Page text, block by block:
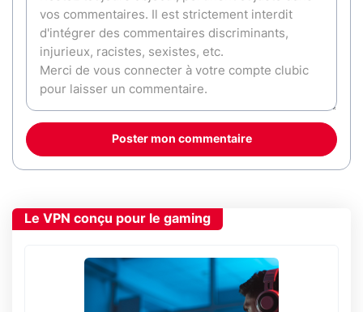
Poster mon commentaire
Le VPN conçu pour le gaming